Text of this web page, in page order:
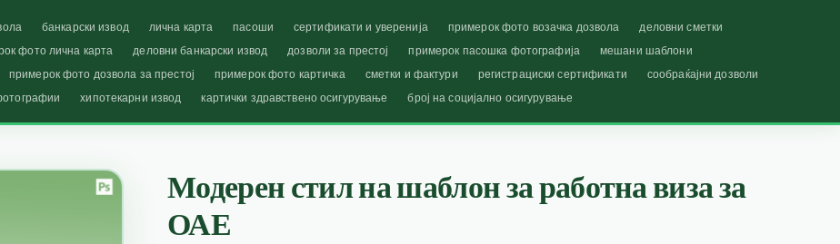
банкарски извод лична карта пасоши сертификати и уверенија примерок фото возачка дозвола
деловни сметки
фото лична карта деловни банкарски извод дозволи за престој примерок пасошка фотографија
мешани шаблони
примерок фото дозвола за престој примерок фото картичка сметки и фактури регистрациски сертификати
сообраќајни дозволи
хипотекарни извод картички здравствено осигурување број на социјално осигурување
Модерен стил на шаблон за работна виза за
ОАЕ